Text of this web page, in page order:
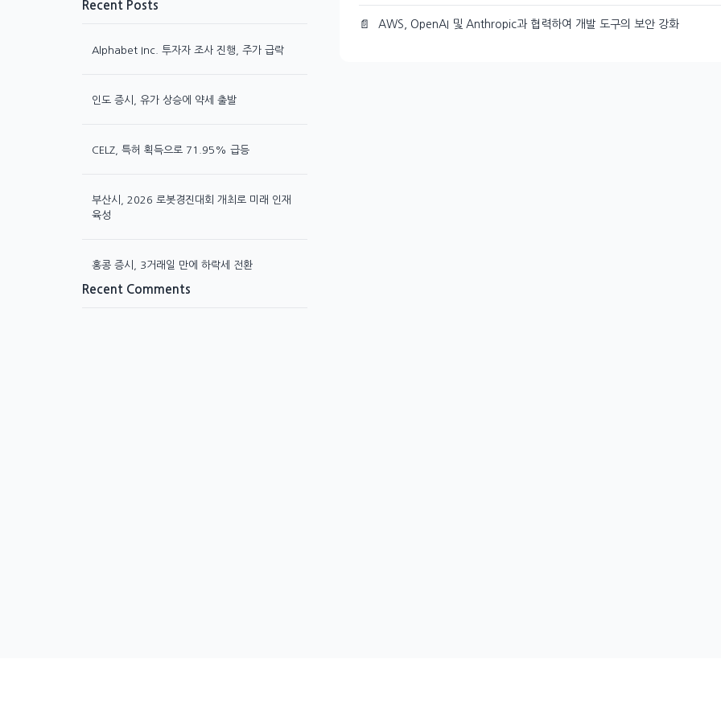
Recent Posts
Alphabet Inc. 투자자 조사 진행, 주가 급락
인도 증시, 유가 상승에 약세 출발
CELZ, 특허 획득으로 71.95% 급등
부산시, 2026 로봇경진대회 개최로 미래 인재
육성
홍콩 증시, 3거래일 만에 하락세 전환
Recent Comments
📄 AWS, OpenAI 및 Anthropic과 협력하여 개발 도구의 보안 강화